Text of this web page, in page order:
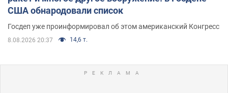
США обнародовали список
Госдеп уже проинформировал об этом американский Конгресс
8.08.2026 20:37 14,6 т.